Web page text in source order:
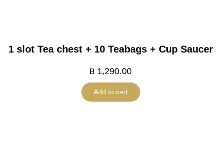
1 slot Tea chest + 10 Teabags + Cup Saucer
฿ 1,290.00
Add to cart